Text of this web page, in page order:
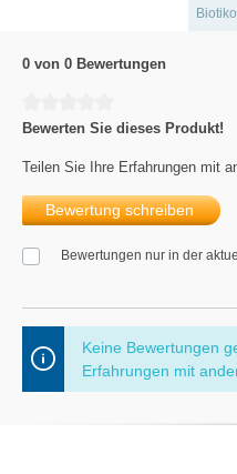
0 von 0 Bewertungen
Bewerten Sie dieses Produkt!
Teilen Sie Ihre Erfahrungen mit
Bewertung schreiben
Bewertungen nur in der
Keine Bewertungen
Erfahrungen mit